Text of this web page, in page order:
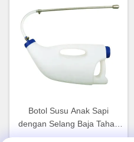
Botol Susu Anak Sapi
dengan Selang Baja Tahan
Karat 0.52Kg Untuk